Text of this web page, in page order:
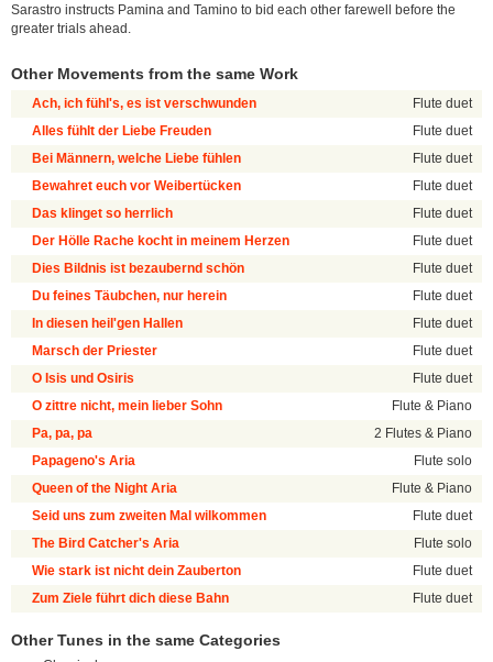
Sarastro instructs Pamina and Tamino to bid each other farewell before the
greater trials ahead.
Other Movements from the same Work
Ach, ich fühl's, es ist verschwunden Flute duet
Alles fühlt der Liebe Freuden Flute duet
Bei Männern, welche Liebe fühlen Flute duet
Bewahret euch vor Weibertücken Flute duet
Das klinget so herrlich Flute duet
Der Hölle Rache kocht in meinem Herzen Flute duet
Dies Bildnis ist bezaubernd schön Flute duet
Du feines Täubchen, nur herein Flute duet
In diesen heil'gen Hallen Flute duet
Marsch der Priester Flute duet
O Isis und Osiris Flute duet
O zittre nicht, mein lieber Sohn Flute & Piano
Pa, pa, pa 2 Flutes & Piano
Papageno's Aria Flute solo
Queen of the Night Aria Flute & Piano
Seid uns zum zweiten Mal wilkommen Flute duet
The Bird Catcher's Aria Flute solo
Wie stark ist nicht dein Zauberton Flute duet
Zum Ziele führt dich diese Bahn Flute duet
Other Tunes in the same Categories